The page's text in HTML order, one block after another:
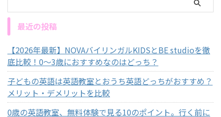
最近の投稿
【2026年最新】NOVAバイリンガルKIDSとBE studioを徹
底比較！0～3歳におすすめなのはどっち？
子どもの英語は英語教室とおうち英語どっちがおすすめ？
メリット・デメリットを比較
0歳の英語教室、無料体験で見る10のポイント。行く前に